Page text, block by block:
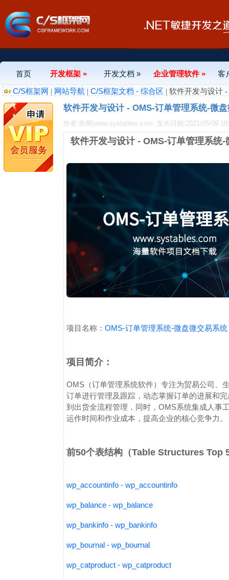
首页 开发框架 » 开发文档 » 企业管理软件 »
客
C/S框架网 | 网站导航 | C/S框架文档 - 综合区 | 软件开发与设计
软件开发与设计 - OMS-订单管理系统-微
作者:表网(www.systables.com 发布日期:2021/05/09
软件开发与设计 - OMS-订单管理系统-
项目名称： OMS-订单管理系统-微盘微交易系统
项目简介：
OMS（订单管理系统软件）专注为贸易公司、
订单进行管理及跟踪，动态掌握订单的进展和
到出货全流程管理，同时，OMS系统集成人事
运作时间和作业成本，提高企业的核心竞争力。
前50个表结构（Table Structures Top
wp_accountinfo - wp_accountinfo
wp_balance - wp_balance
wp_bankinfo - wp_bankinfo
wp_bournal - wp_bournal
wp_catproduct - wp_catproduct